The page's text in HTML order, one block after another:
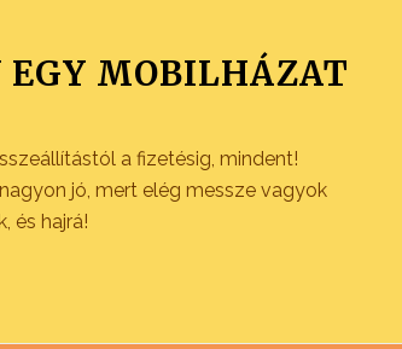
MOBILHÁZAT
a fizetésig, mindent!
jó, mert elég messze vagyok
és hajrá!